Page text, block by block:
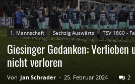
1. Mannschaft Sechzig Auswärts TSV 1860 -
Giesinger Gedanken: Verlieben
nicht verloren
Von Jan Schrader - 25. Februar 2024 2